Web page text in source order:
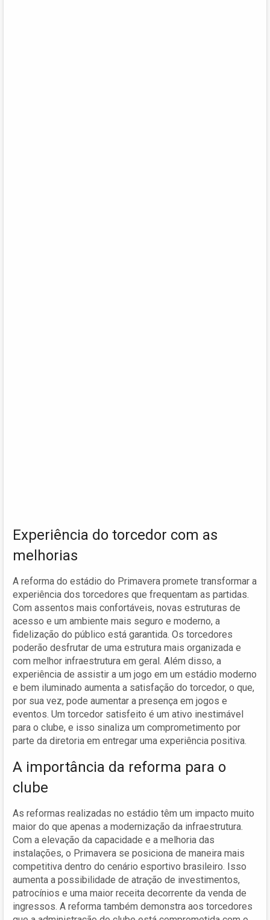
Experiência do torcedor com as
melhorias
A reforma do estádio do Primavera promete transformar a
experiência dos torcedores que frequentam as partidas.
Com assentos mais confortáveis, novas estruturas de
acesso e um ambiente mais seguro e moderno, a
fidelização do público está garantida. Os torcedores
poderão desfrutar de uma estrutura mais organizada e
com melhor infraestrutura em geral. Além disso, a
experiência de assistir a um jogo em um estádio moderno
e bem iluminado aumenta a satisfação do torcedor, o que,
por sua vez, pode aumentar a presença em jogos e
eventos. Um torcedor satisfeito é um ativo inestimável
para o clube, e isso sinaliza um comprometimento por
parte da diretoria em entregar uma experiência positiva.
A importância da reforma para o
clube
As reformas realizadas no estádio têm um impacto muito
maior do que apenas a modernização da infraestrutura.
Com a elevação da capacidade e a melhoria das
instalações, o Primavera se posiciona de maneira mais
competitiva dentro do cenário esportivo brasileiro. Isso
aumenta a possibilidade de atração de investimentos,
patrocínios e uma maior receita decorrente da venda de
ingressos. A reforma também demonstra aos torcedores